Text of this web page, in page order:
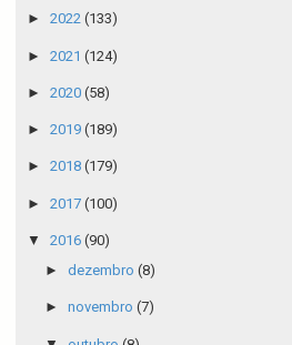
► 2022 (133)
► 2021 (124)
► 2020 (58)
► 2019 (189)
► 2018 (179)
► 2017 (100)
▼ 2016 (90)
► dezembro (8)
► novembro (7)